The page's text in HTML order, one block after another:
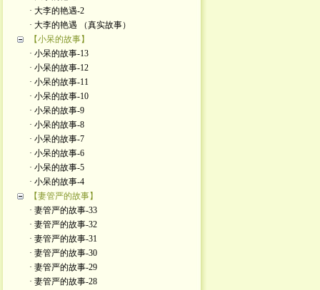
· 大李的艳遇-2
· 大李的艳遇 （真实故事）
【小呆的故事】
· 小呆的故事-13
· 小呆的故事-12
· 小呆的故事-11
· 小呆的故事-10
· 小呆的故事-9
· 小呆的故事-8
· 小呆的故事-7
· 小呆的故事-6
· 小呆的故事-5
· 小呆的故事-4
【妻管严的故事】
· 妻管严的故事-33
· 妻管严的故事-32
· 妻管严的故事-31
· 妻管严的故事-30
· 妻管严的故事-29
· 妻管严的故事-28